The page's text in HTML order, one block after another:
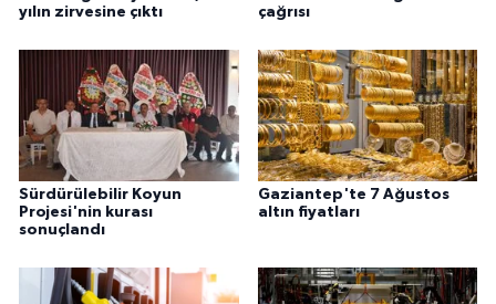
yılın zirvesine çıktı
çağrısı
Sürdürülebilir Koyun
Projesi'nin kurası
sonuçlandı
Gaziantep'te 7 Ağustos
altın fiyatları